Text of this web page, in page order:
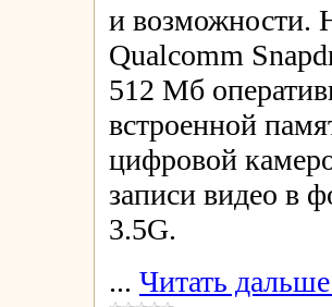
и возможности.
Qualcomm
512 Мб
встроенной
цифровой
записи видео в
3.5G.
... Читать